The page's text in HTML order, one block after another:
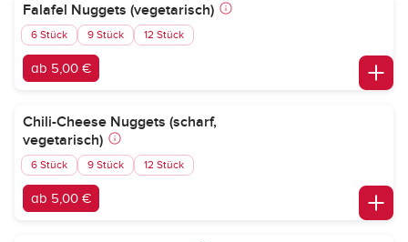
Falafel Nuggets (vegetarisch)
6 Stück 9 Stück 12 Stück
ab 5,00 €
Chili-Cheese Nuggets (scharf,
vegetarisch)
6 Stück 9 Stück 12 Stück
ab 5,00 €